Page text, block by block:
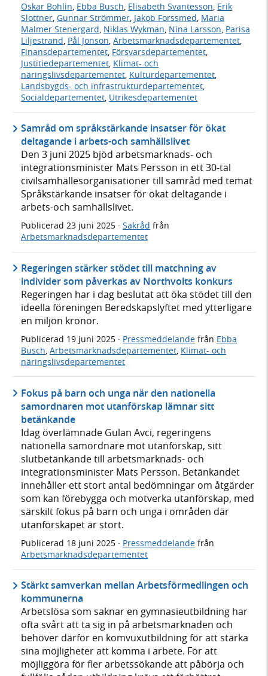
Oskar Bohlin Ebba Busch Elisabeth Svantesson Erik
Slottner Gunnar Strömmer Jakob Forssmed Maria
Malmer Stenergard Niklas Wykman Nina Larsson Parisa
Liljestrand Pål Jonson Arbetsmarknadsdepartementet
Finansdepartementet Försvarsdepartementet
Justitiedepartementet Klimat- och
näringslivsdepartementet Kulturdepartementet
Landsbygds- och infrastrukturdepartementet
Socialdepartementet Utrikesdepartementet
Samråd om språkstärkande insatser för ökat
deltagande i arbets-och samhällslivet
Den 3 juni 2025 bjöd arbetsmarknads- och
integrationsminister Mats Persson in ett 30-tal
civilsamhällesorganisationer till samråd med temat
Språkstärkande insatser för ökat deltagande i
arbets-och samhällslivet.
Publicerad 23 juni 2025 · Sakråd från
Arbetsmarknadsdepartementet
Regeringen stärker stödet till matchning av
individer som påverkas av Northvolts konkurs
Regeringen har i dag beslutat att öka stödet till den
ideella föreningen Beredskapslyftet med ytterligare
en miljon kronor.
Publicerad 19 juni 2025 · Pressmeddelande från Ebba
Busch, Arbetsmarknadsdepartementet, Klimat- och
näringslivsdepartementet
Fokus på barn och unga när den nationella
samordnaren mot utanförskap lämnar sitt
betänkande
Idag överlämnade Gulan Avci, regeringens
nationella samordnare mot utanförskap, sitt
slutbetänkande till arbetsmarknads- och
integrationsminister Mats Persson. Betänkandet
innehåller ett stort antal bedömningar om åtgärder
som kan förebygga och motverka utanförskap, med
särskilt fokus på barn och unga i områden där
utanförskapet är stort.
Publicerad 18 juni 2025 · Pressmeddelande från
Arbetsmarknadsdepartementet
Stärkt samverkan mellan Arbetsförmedlingen och
kommunerna
Arbetslösa som saknar en gymnasieutbildning har
ofta svårt att ta sig in på arbetsmarknaden och
behöver därför en komvuxutbildning för att stärka
sina möjligheter att komma i arbete. För att
möjliggöra för fler arbetssökande att påbörja och